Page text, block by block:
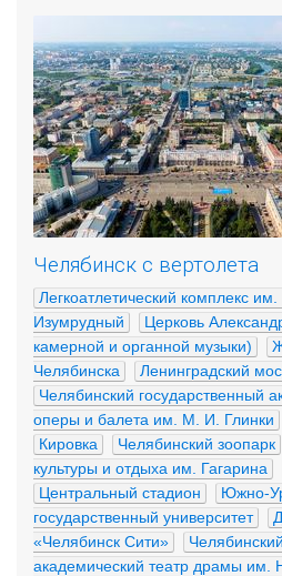
Челябинск с вертолета
Легкоатлетический комплекс
Изумрудный
Церковь
камерной и органной музыки)
Челябинска
Ленинградский
Челябинский государственный
оперы и балета им. М. И. Глинки
Кировка
Челябинский зоопарк
культуры и отдыха им. Гагарина
Центральный стадион
Южно-
государственный университет
«Челябинск Сити»
академический театр драмы им.